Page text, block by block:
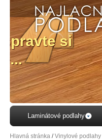
Laminátové podlahy
Hlavná stránka /Vinylové podlahy